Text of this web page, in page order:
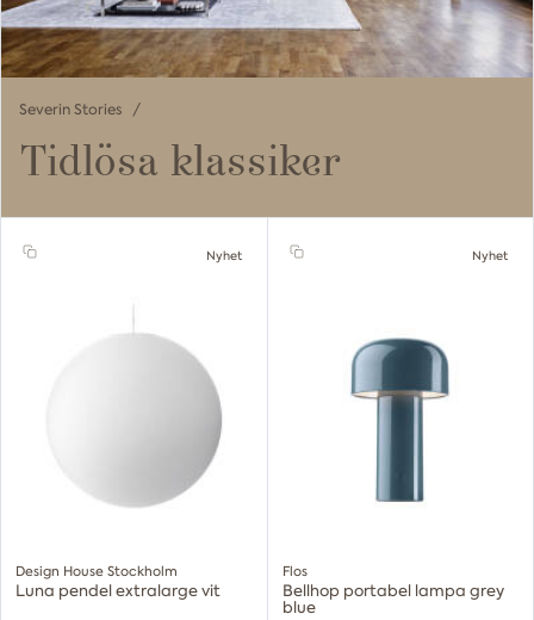
Severin Stories
Tidlösa klassiker
Nyhet
Design House Stockholm
Luna pendel extralarge vit
Nyhet
Flos
Bellhop portabel lampa grey
blue